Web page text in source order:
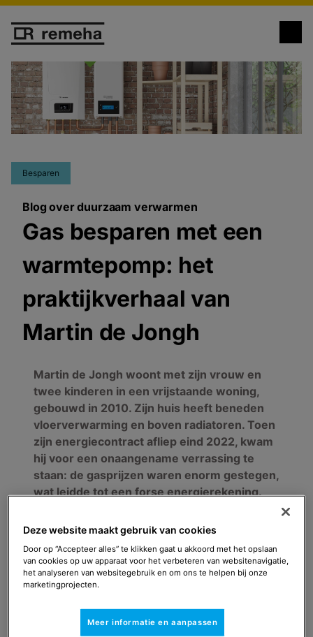
Besparen
Blog over duurzaam verwarmen
Gas besparen met een
warmtepomp: het
praktijkverhaal van
Martin de Jongh
Martin de Jongh woont met zijn vrouw en
twee kinderen in een vrijstaande woning,
gebouwd in 2010. Zijn huis heeft beneden
vloerverwarming en boven radiatoren. Toen
zijn energiecontract afliep eind 2022, kwam
hij voor een onaangename verrassing te
staan: de gasprijzen waren enorm gestegen,
wat leidde tot een forse energierekening.
zoek naar manieren om te besparen op
hybride warmtepomp als oplossing. Dat een
warmtepomp bijdraagt aan een betere
leefomgeving voelt voor hem extra goed.
Deze website maakt gebruik van cookies
Door op “Accepteer alles” te klikken gaat u akkoord met het opslaan
van cookies op uw apparaat voor het verbeteren van websitenavigatie,
het analyseren van websitegebruik en om ons te helpen bij onze
marketingprojecten.
Meer informatie en aanpassen